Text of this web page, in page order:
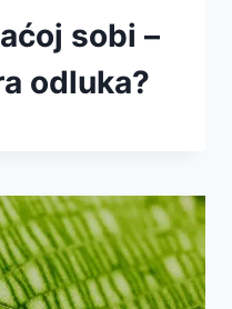
sobi –
odluka?